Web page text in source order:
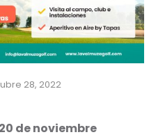
28, 2022
de noviembre